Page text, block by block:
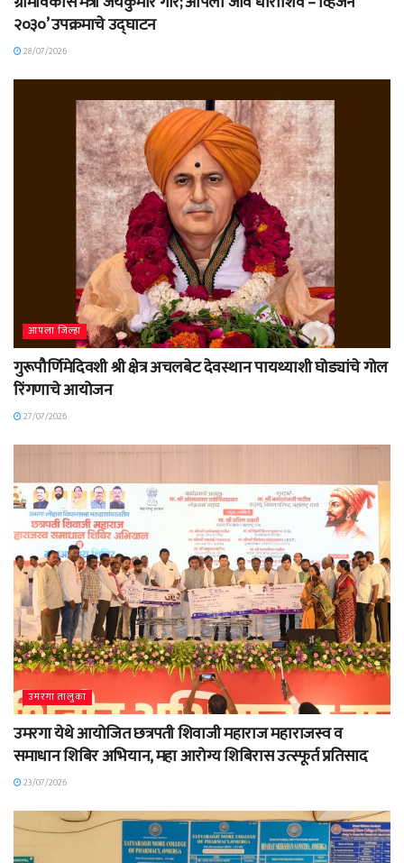
२०३०’ उपक्रमाचे उद्घाटन
28/07/2026
आपला जिल्हा
गुरूपौर्णिमेदिवशी श्री क्षेत्र अचलबेट देवस्थान पायथ्याशी घोड्यांचे गोल
रिंगणाचे आयोजन
27/07/2026
उमरगा तालुका
उमरगा येथे आयोजित छत्रपती शिवाजी महाराज महाराजस्व व
समाधान शिबिर अभियान, महा आरोग्य शिबिरास उत्स्फूर्त प्रतिसाद
23/07/2026